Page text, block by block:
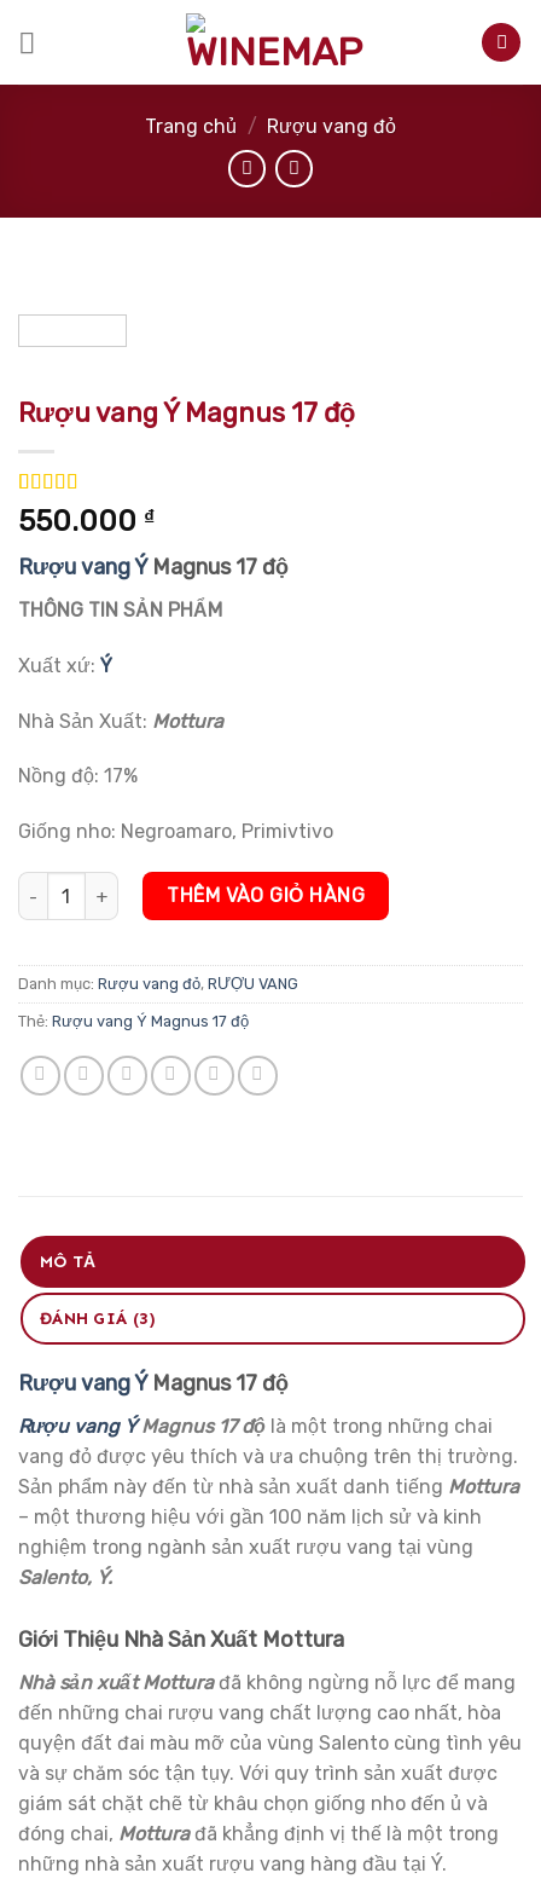
Trang chủ / Rượu vang đỏ
Rượu vang Ý Magnus 17 độ
5.00trên 5
dựa trên
3
550.000 ₫
Rượu vang ÝMagnus 17 độ
THÔNG TIN SẢN PHẨM
Xuất xứ: Ý
Nhà Sản Xuất: Mottura
Nồng độ: 17%
Giống nho: Negroamaro, Primivtivo
Rượu vang Ý Magnus 17 độ số lượng
THÊM VÀO GIỎ HÀNG
Danh mục: Rượu vang đỏ, RƯỢU VANG
Thẻ: Rượu vang Ý Magnus 17 độ
MÔ TẢ
ĐÁNH GIÁ (3)
Rượu vang ÝMagnus 17 độ
Rượu vang ÝMagnus 17 độ là một trong những chai
vang đỏ được yêu thích và ưa chuộng trên thị trường.
Sản phẩm này đến từ nhà sản xuất danh tiếng Mottura
– một thương hiệu với gần 100 năm lịch sử và kinh
nghiệm trong ngành sản xuất rượu vang tại vùng
Salento, Ý.
Giới Thiệu Nhà Sản Xuất Mottura
Nhà sản xuất Motturađã không ngừng nỗ lực để mang
đến những chai rượu vang chất lượng cao nhất, hòa
quyện đất đai màu mỡ của vùng Salento cùng tình yêu
và sự chăm sóc tận tụy. Với quy trình sản xuất được
giám sát chặt chẽ từ khâu chọn giống nho đến ủ và
đóng chai, Motturađã khẳng định vị thế là một trong
những nhà sản xuất rượu vang hàng đầu tại Ý.